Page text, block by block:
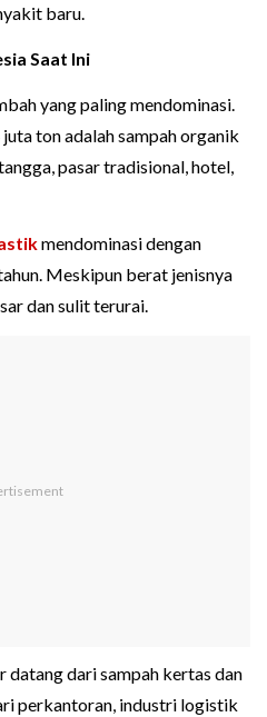
baru.
Saat Ini
yang paling mendominasi.
ton adalah sampah organik
pasar tradisional, hotel,
mendominasi dengan
Meskipun berat jenisnya
dan sulit terurai.
dari sampah kertas dan
perkantoran, industri logistik